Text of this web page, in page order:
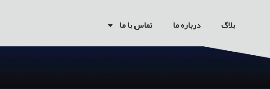
بلاگ درباره ما تماس با ما